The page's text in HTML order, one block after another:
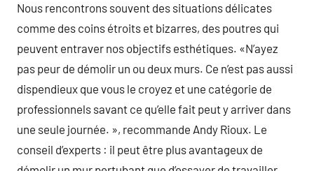
Nous rencontrons souvent des situations délicates
comme des coins étroits et bizarres, des poutres qui
peuvent entraver nos objectifs esthétiques. «N’ayez
pas peur de démolir un ou deux murs. Ce n’est pas aussi
dispendieux que vous le croyez et une catégorie de
professionnels savant ce qu’elle fait peut y arriver dans
une seule journée. », recommande Andy Rioux. Le
conseil d’experts : il peut être plus avantageux de